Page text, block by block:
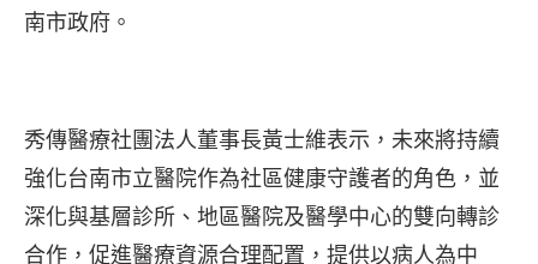
南市政府。
秀傳醫療社團法人董事長黃士維表示，未來將持續
強化台南市立醫院作為社區健康守護者的角色，並
深化與基層診所、地區醫院及醫學中心的雙向轉診
合作，促進醫療資源合理配置，提供以病人為中